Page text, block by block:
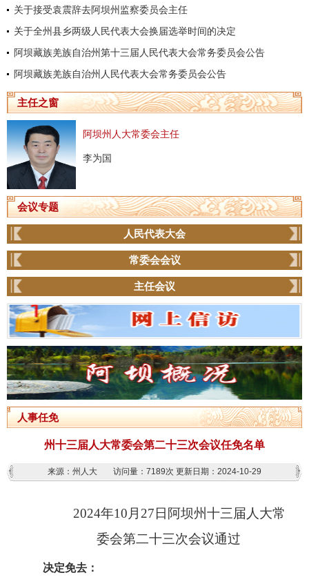
关于接受袁震辞去阿坝州监察委员会主任
关于全州县乡两级人民代表大会换届选举时间的决定
阿坝藏族羌族自治州第十三届人民代表大会常务委员会公告
阿坝藏族羌族自治州人民代表大会常务委员会公告
主任之窗
阿坝州人大常委会主任
李为国
会议专题
人民代表大会
常委会会议
主任会议
人事任免
州十三届人大常委会第二十三次会议任免名单
来源：州人大 访问量： 7189次 更新日期：2024-10-29
2024年10 月 27 日阿坝州十三届人大常
委会第二十三次会议通过
决定免去：